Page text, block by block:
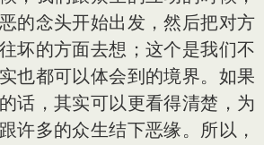
的念头开始出发，然后把对方
坏的方面去想；这个是我们不
也都可以体会到的境界。如果
话，其实可以更看得清楚，为
许多的众生结下恶缘。所以，